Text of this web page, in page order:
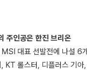
주인공은 한진 브리온
대표 선발전에 나설 6
KT 롤스터, 디플러스 기